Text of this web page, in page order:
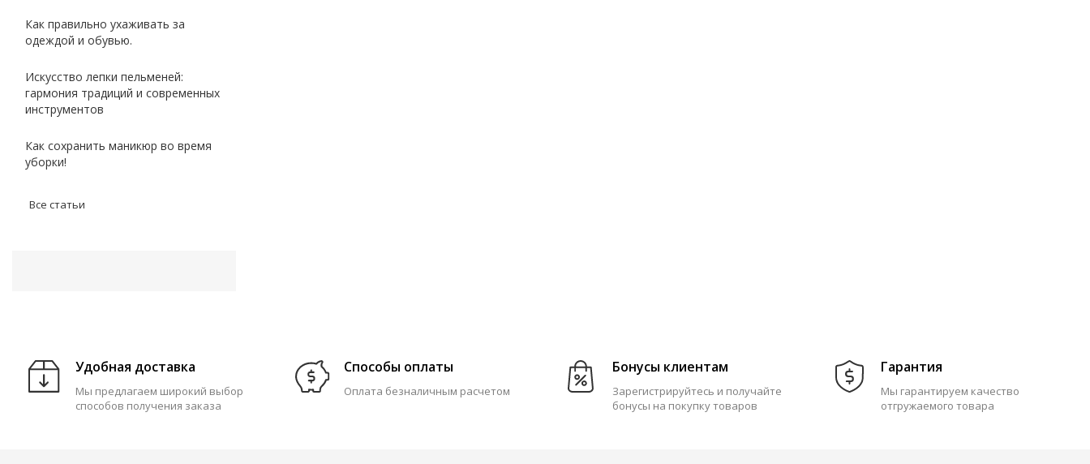
Как правильно ухаживать за
одеждой и обувью.
Искусство лепки пельменей:
гармония традиций и современных
инструментов
Как сохранить маникюр во время
уборки!
Все статьи
Удобная доставка
Мы предлагаем широкий выбор
способов получения заказа
Способы оплаты
Оплата безналичным расчетом
Бонусы клиентам
Зарегистрируйтесь и получайте
бонусы на покупку товаров
Гарантия
Мы гарантируем качество
отгружаемого товара